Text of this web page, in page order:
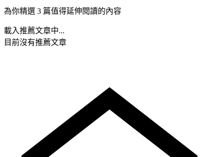
為你精選 3 篇值得延伸閱讀的內容
載入推薦文章中...
目前沒有推薦文章